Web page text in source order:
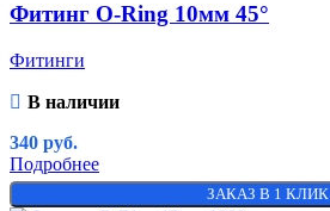
Фитинг O-Ring 10мм 45°
Фитинги
В наличии
340 руб.
Подробнее
ЗАКАЗ В 1 КЛИК